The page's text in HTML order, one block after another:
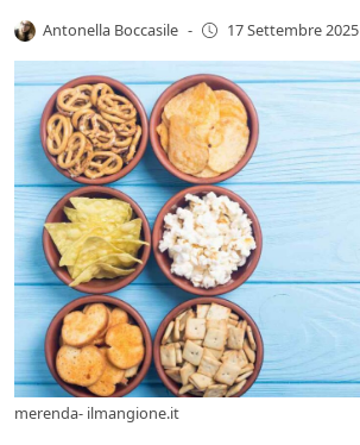
Antonella Boccasile - 17 Settembre 2025
merenda- ilmangione.it